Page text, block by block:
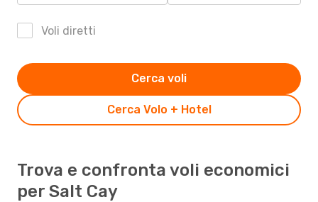
Voli diretti
Cerca Volo + Hotel
Cerca voli
Trova e confronta voli economici
per Salt Cay